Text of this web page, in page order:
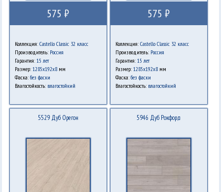
575 ₽
Коллекция: Castello Classic 32 класс
Производитель: Россия
Гарантия: 15 лет
Размер: 1285х192х8мм
Фаска: без фаски
Влагостойкость: влагостойкий
575 ₽
Коллекция: Castello Classic 32 класс
Производитель: Россия
Гарантия: 15 лет
Размер: 1285х192х8мм
Фаска: без фаски
Влагостойкость: влагостойкий
5529 Дуб Орегон 5946 Дуб Рокфорд